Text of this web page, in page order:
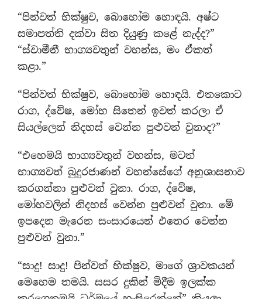
“පින්වත් භික්ෂුව, බොහෝම හොඳයි. අෂ්ට
සමාපත්ති දක්වා සිත දියුණු කළේ නැද්ද?”
“ස්වාමීනී භාග්‍යවතුන් වහන්ස, මං ඒකත්
කළා.”
“පින්වත් භික්ෂුව, බොහෝම හොඳයි. එතකොට
රාග, ද්වේෂ, මෝහ සිතෙන් ඉවත් කරලා ඒ
සියල්ලෙන් නිදහස් වෙන්න පුළුවන් වුනාද?”
“එහෙමයි භාග්‍යවතුන් වහන්ස, මටත්
භාග්‍යවත් බුදුරජාණන් වහන්සේගේ අනුශාසනාව
කරගන්නා පුළුවන් වුනා. රාග, ද්වේෂ,
මෝහවලින් නිදහස් වෙන්න පුළුවන් වුනා. මේ
ඉපදෙන මැරෙන සංසාරයෙන් එතෙර වෙන්න
පුළුවන් වුනා.”
“සාදු! සාදු! පින්වත් භික්ෂුව, මාගේ ශ‍්‍රාවකයන්
මෙහෙම තමයි. සසර දුකින් මිදීම ඉලක්ක